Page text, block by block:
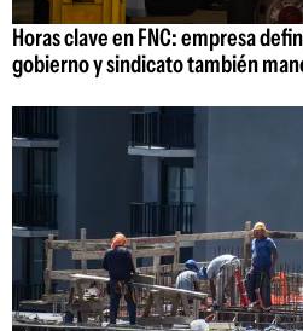
Horas clave en FNC: empresa
gobierno y sindicato también